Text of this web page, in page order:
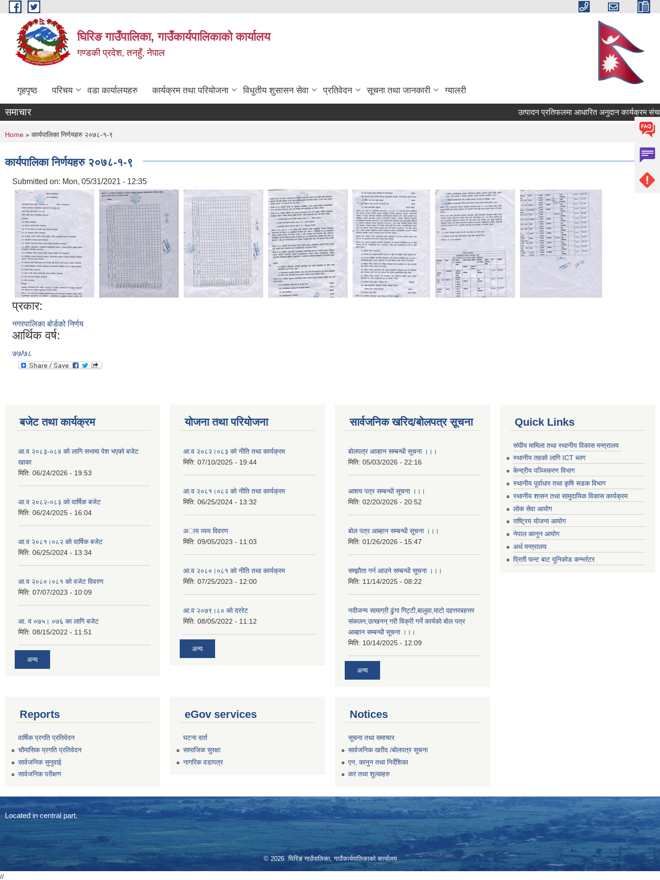
Skip to main content
घिरिङ गाउँपालिका, गाउँकार्यपालिकाको कार्यालय
गण्डकी प्रदेश, तनहुँ, नेपाल
गृहपृष्ठ परिचय वडा कार्यालयहरु कार्यक्रम तथा परियोजना विधुतीय शुसासन सेवा प्रतिवेदन सूचना तथा जानकारी ग्यालरी
समाचार उत्पादन प्रतिफलमा आधारित अनुदान कार्यक्रम
You are here
Home » कार्यपालिका निर्णयहरु २०७८-१-९
कार्यपालिका निर्णयहरु २०७८-१-९
Submitted on: Mon, 05/31/2021 - 12:35
प्रकार:
नगरपालिका बोर्डको निर्णय
आर्थिक वर्ष:
७७/७८
बजेट तथा कार्यक्रम
आ.व २०८३-०८४ काे लागि सभामा पेश भएकाे बजेट
खाका
मिति: 06/24/2026 - 19:53
आ.व २०८२-०८३ काे वार्षिक बजेट
मिति: 06/24/2025 - 16:04
आ.व २०८१।०८२ काे वार्षिक बजेट
मिति: 06/25/2024 - 13:34
आ.व २०८०।०८१ काे वजेट विवरण
मिति: 07/07/2023 - 10:09
आ. व ०७५। ०७६ का लागि बजेट
मिति: 08/15/2022 - 11:51
अन्य
योजना तथा परियोजना
आ.व २०८२।०८३ काे नीति तथा कार्यक्रम
मिति: 07/10/2025 - 19:44
आ.व २०८१।०८२ काे नीति तथा कार्यक्रम
मिति: 06/25/2024 - 13:32
अाय व्यय विवरण
मिति: 09/05/2023 - 11:03
आ.व २०८०।०८१ काे नीति तथा कार्यक्रम
मिति: 07/25/2023 - 12:00
आ.व २०७९।८० काे दररेट
मिति: 08/05/2022 - 11:12
अन्य
सार्वजनिक खरिद/बोलपत्र सूचना
बोलपत्र आव्हान सम्बन्धी सूचना ।।।
मिति: 05/03/2026 - 22:16
आशय पत्र सम्बन्धी सूचना ।।।
मिति: 02/20/2026 - 20:52
बाेल पत्र आब्हान सम्बन्धी सूचना ।।।
मिति: 01/26/2026 - 15:47
सम्झाैता गर्न आउने सम्बन्धी सूचना ।।।
मिति: 11/14/2025 - 08:22
नदीजन्य सामाग्री ढुंगा गिट्टी,बालुवा,माटो दहत्तरबहत्तर
संकलन,उत्खनन् गरी विक्री गर्ने कार्यकाे बोल पत्र
आब्हान सम्बन्धी सूचना ।।।
मिति: 10/14/2025 - 12:09
अन्य
Quick Links
संघीय मामिला तथा स्थानीय विकास मन्त्रालय
स्थानीय तहको लागि ICT ब्लग
केन्द्रीय पञ्जिकरण विभाग
स्थानीय पूर्वाधार तथा कृषि सडक विभाग
स्थानीय शासन तथा सामुदायिक विकास कार्यक्रम
लोक सेवा आयोग
राष्ट्रिय योजना आयोग
नेपाल कानुन आयोग
अर्थ मन्त्रालय
प्रिती फन्ट बाट युनिकोड कन्भर्रटर
Reports
वार्षिक प्रगति प्रतिवेदन
चौमासिक प्रगति प्रतिवेदन
सार्वजनिक सुनुवाई
सार्वजनिक परीक्षण
eGov services
घटना दर्ता
सामाजिक सुरक्षा
नागरिक वडापत्र
Notices
सूचना तथा समाचार
सार्वजनिक खरीद /बोलपत्र सूचना
एन, कानुन तथा निर्देशिका
कर तथा शुल्कहरु
Located in central part.
© 2026 घिरिङ गाउँपालिका, गाउँकार्यपालिकाको कार्यालय
//